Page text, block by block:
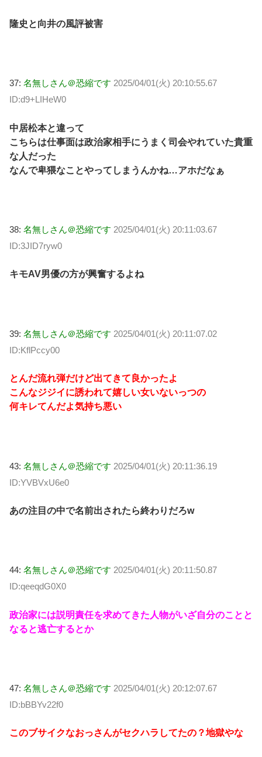
隆史と向井の風評被害
37: 名無しさん＠恐縮です 2025/04/01(火) 20:10:55.67
ID:d9+LIHeW0
中居松本と違って
こちらは仕事面は政治家相手にうまく司会やれていた貴重
な人だった
なんで卑猥なことやってしまうんかね…アホだなぁ
38: 名無しさん＠恐縮です 2025/04/01(火) 20:11:03.67
ID:3JID7ryw0
キモAV男優の方が興奮するよね
39: 名無しさん＠恐縮です 2025/04/01(火) 20:11:07.02
ID:KflPccy00
とんだ流れ弾だけど出てきて良かったよ
こんなジジイに誘われて嬉しい女いないっつの
何キレてんだよ気持ち悪い
43: 名無しさん＠恐縮です 2025/04/01(火) 20:11:36.19
ID:YVBVxU6e0
あの注目の中で名前出されたら終わりだろw
44: 名無しさん＠恐縮です 2025/04/01(火) 20:11:50.87
ID:qeeqdG0X0
政治家には説明責任を求めてきた人物がいざ自分のことと
なると逃亡するとか
47: 名無しさん＠恐縮です 2025/04/01(火) 20:12:07.67
ID:bBBYv22f0
このブサイクなおっさんがセクハラしてたの？地獄やな